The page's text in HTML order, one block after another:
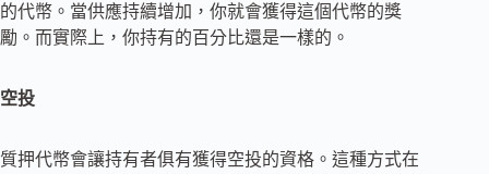
的代幣。當供應持續增加，你就會獲得這個代幣的獎
勵。而實際上，你持有的百分比還是一樣的。
空投
質押代幣會讓持有者俱有獲得空投的資格。這種方式在